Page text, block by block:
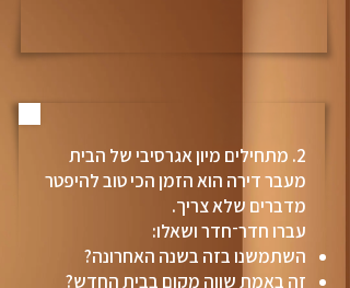
2. מתחילים מיון אגרסיבי של הבית
מעבר דירה הוא הזמן הכי טוב להיפטר
מדברים שלא צריך.
עברו חדר־חדר ושאלו:
השתמשנו בזה בשנה האחרונה?
זה באמת שווה מקום בבית החדש?